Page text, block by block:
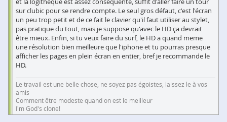
sur clubic pour se rendre compte. Le seul gros défaut, c'est l'écran
un peu trop petit et de ce fait le clavier qu'il faut utiliser au stylet,
pas pratique du tout, mais je suppose qu'avec le HD ça devrait
être mieux. Enfin, si tu veux faire du surf, le HD a quand meme
une résolution bien meilleure que l'iphone et tu pourras presque
afficher les pages en plein écran en entier, bref je recommande le
HD.
Le travail est une belle chose, ne soyez pas égoistes, laissez le à vos
amis
Comment être modeste quand on est le meilleur
I'm God's clone!